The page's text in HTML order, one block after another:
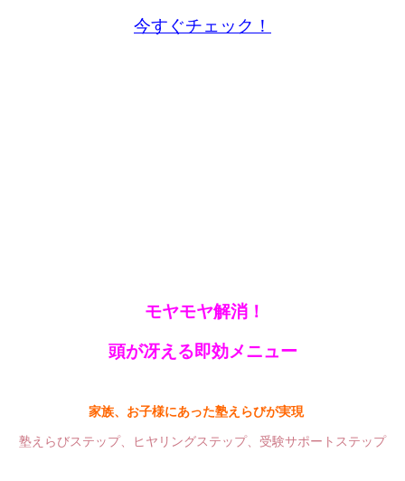
今すぐチェック！
モヤモヤ解消！
頭が冴える即効メニュー
家族、お子様にあった塾えらびが実現
塾えらびステップ、ヒヤリングステップ、受験サポートステップ